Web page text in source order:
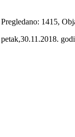
Pregledano: 1415,